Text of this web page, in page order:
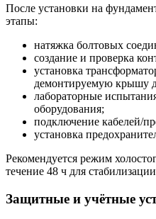
После установки на
этапы:
натяжка болтовых
создание и проверка
установка
демонтируемую крышу
лабораторные
оборудования;
подключение кабелей/
установка
Рекомендуется режим
течение 48 ч для
Защитные и учётные